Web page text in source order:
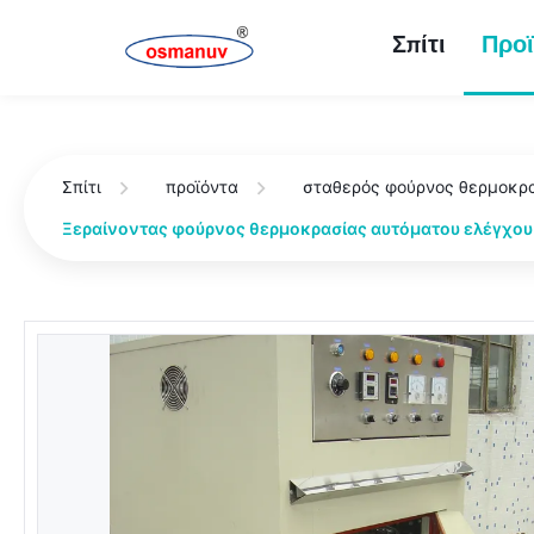
Σπίτι
Σπίτι προϊόντα σταθερός φούρνος
Ξεραίνοντας φούρνος θερμοκρασίας αυτόματου